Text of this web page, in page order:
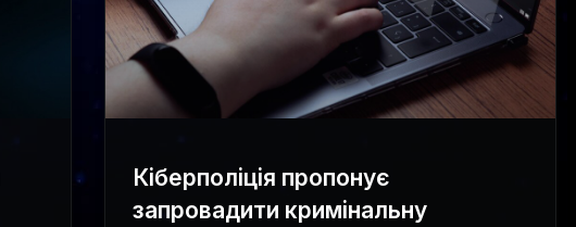
Кіберполіція пропонує
запровадити кримінальну